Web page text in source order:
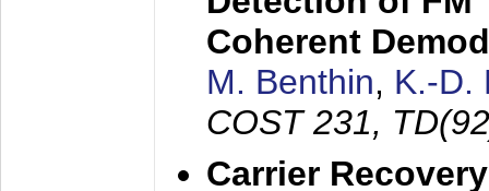
Coherent
M. Benthin, K.-D.
COST 231,
Carrier